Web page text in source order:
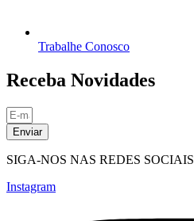
Trabalhe Conosco
Receba Novidades
Enviar
SIGA-NOS NAS REDES SOCIAIS
Instagram